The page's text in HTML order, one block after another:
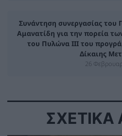
Συνάντηση συνεργασίας του
Αμανατίδη για την πορεία
του Πυλώνα ΙΙΙ του
Δίκαιης
26
ΣΧΕΤΙΚΑ